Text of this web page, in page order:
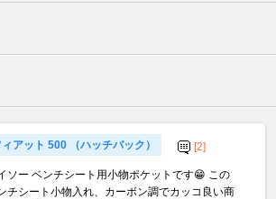
ィアット 500 （ハッチバック） [2]
ソー ベンチシート用小物ポケットです😁 この
チシート小物入れ、カーボン調でカッコ良い商